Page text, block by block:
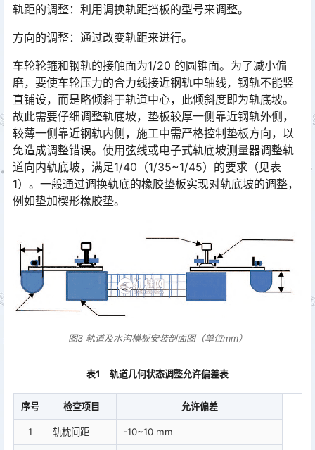
轨距的调整：利用调换轨距挡板的型号来调整。
方向的调整：通过改变轨距来进行。
车轮轮箍和钢轨的接触面为1/20 的圆锥面。为了减小偏
磨，要使车轮压力的合力线接近钢轨中轴线，钢轨不能竖
直铺设，而是略倾斜于轨道中心，此倾斜度即为轨底坡。
故此需要仔细调整轨底坡，垫板较厚一侧靠近钢轨外侧，
较薄一侧靠近钢轨内侧，施工中需严格控制垫板方向，以
免造成调整错误。使用弦线或电子式轨底坡测量器调整轨
道向内轨底坡，满足1/40（1/35~1/45）的要求（见表
1）。一般通过调换轨底的橡胶垫板实现对轨底坡的调整，
例如垫加楔形橡胶垫。󠅅󠅃󠄵󠅂󠄪󠇖󠆨󠆨󠇕󠆞󠆒󠅬󠇘󠆭󠆘󠇙󠆝󠅵󠇗󠆭󠆁󠄐󠇗󠅹󠅸󠇖󠆍󠅳󠇖󠅹󠅰󠇖󠆌󠅹
图3 轨道及水沟模板安装剖面图（单位mm）
表1 轨道几何状态调整允许偏差表
序号 检查项目 允许偏差
1 轨枕间距 -10~10 mm